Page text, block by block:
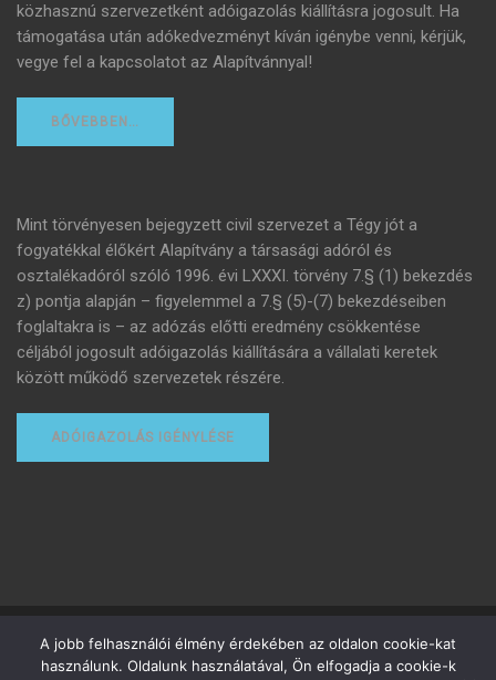
közhasznú szervezetként adóigazolás kiállításra jogosult. Ha
támogatása után adókedvezményt kíván igénybe venni, kérjük,
vegye fel a kapcsolatot az Alapítvánnyal!
BŐVEBBEN…
Mint törvényesen bejegyzett civil szervezet a Tégy jót a
fogyatékkal élőkért Alapítvány a társasági adóról és
osztalékadóról szóló 1996. évi LXXXI. törvény 7.§ (1) bekezdés
z) pontja alapján – figyelemmel a 7.§ (5)-(7) bekezdéseiben
foglaltakra is – az adózás előtti eredmény csökkentése
céljából jogosult adóigazolás kiállítására a vállalati keretek
között működő szervezetek részére.
ADÓIGAZOLÁS IGÉNYLÉSE
Minden jog fenntartva
A jobb felhasználói élmény érdekében az oldalon cookie-kat
használunk. Oldalunk használatával, Ön elfogadja a cookie-k